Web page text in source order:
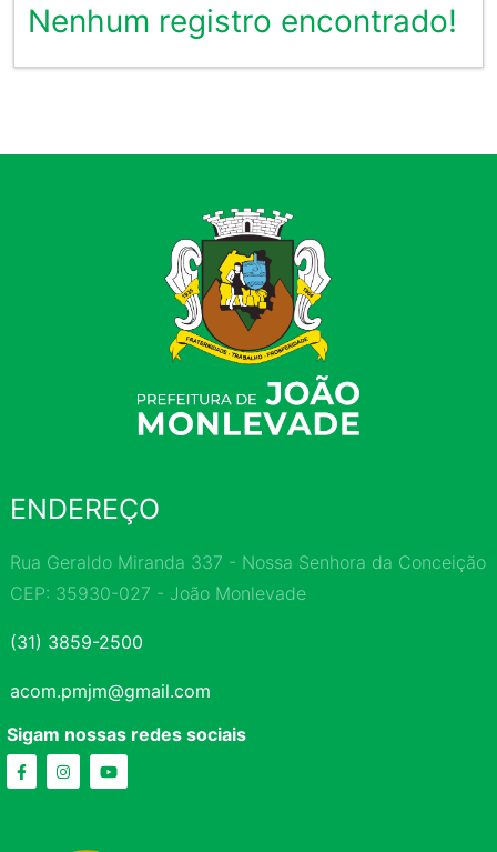
Nenhum registro encontrado!
ENDEREÇO
Rua Geraldo Miranda 337 - Nossa Senhora da Conceição
CEP: 35930-027 - João Monlevade
(31) 3859-2500
acom.pmjm@gmail.com
Sigam nossas redes sociais